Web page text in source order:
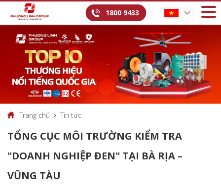
1800 9433
Trang chủ Tin tức
TỔNG CỤC MÔI TRƯỜNG KIỂM TRA
"DOANH NGHIỆP ĐEN" TẠI BÀ RỊA –
VŨNG TÀU